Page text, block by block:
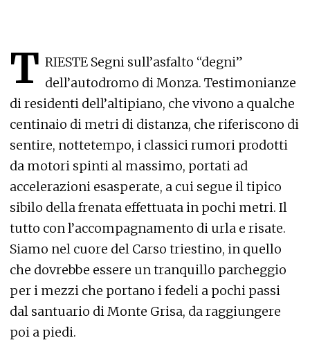
T RIESTE Segni sull’asfalto “degni”
dell’autodromo di Monza. Testimonianze
di residenti dell’altipiano, che vivono a qualche
centinaio di metri di distanza, che riferiscono di
sentire, nottetempo, i classici rumori prodotti
da motori spinti al massimo, portati ad
accelerazioni esasperate, a cui segue il tipico
sibilo della frenata effettuata in pochi metri. Il
tutto con l’accompagnamento di urla e risate.
Siamo nel cuore del Carso triestino, in quello
che dovrebbe essere un tranquillo parcheggio
per i mezzi che portano i fedeli a pochi passi
dal santuario di Monte Grisa, da raggiungere
poi a piedi.